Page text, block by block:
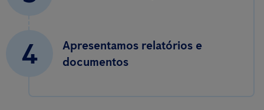
4
Apresentamos relatórios e
documentos